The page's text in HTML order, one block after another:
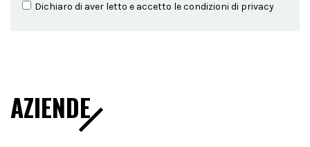
Dichiaro di aver letto e accetto le condizioni di privacy
AZIENDE